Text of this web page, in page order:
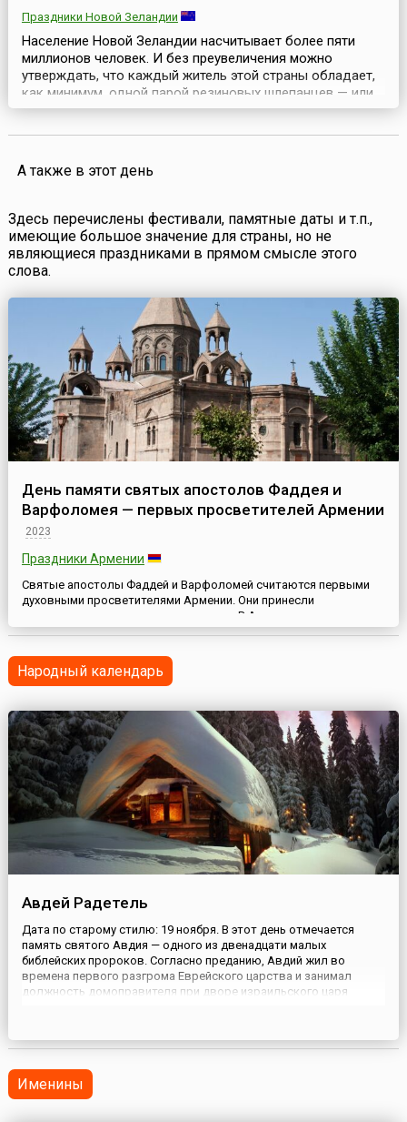
Праздники Новой Зеландии
Население Новой Зеландии насчитывает более пяти
миллионов человек. И без преувеличения можно
утверждать, что каждый житель этой страны обладает,
как минимум, одной парой резиновых шлепанцев — или
сланцев, как называют такую обувь в России. Поэтому
праздник — Национальный день шлепанцев (англ. Nati...
А также в этот день
Здесь перечислены фестивали, памятные даты и т.п.,
имеющие большое значение для страны, но не
являющиеся праздниками в прямом смысле этого
слова.
День памяти святых апостолов Фаддея и
Варфоломея — первых просветителей Армении
2023
Праздники Армении
Святые апостолы Фаддей и Варфоломей считаются первыми
духовными просветителями Армении. Они принесли
христианство на территорию страны. В Армению они пришли в
разное время и проповедовали независимо друг от друга. Но
армянском поселении, которое в память об этом событии
народ назвал Отъяц Хач — Крест Пристанища.Святой Фаддей —
Народный календарь
Авдей Радетель
Дата по старому стилю: 19 ноября. В этот день отмечается
память святого Авдия — одного из двенадцати малых
библейских пророков. Согласно преданию, Авдий жил во
времена первого разгрома Еврейского царства и занимал
должность домоправителя при дворе израильского царя
Бога, инициатором кото...
Именины